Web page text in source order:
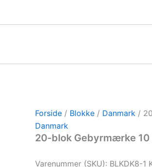
Forside / Blokke / Danmark /
Danmark
20-blok Gebyrmærke 10
Varenummer (SKU): BLKDK8-1